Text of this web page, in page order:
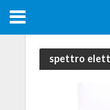
spettro